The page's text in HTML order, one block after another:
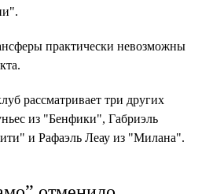
практически невозможны
рассматривает три других
из "Бенфики", Габриэль
и Рафаэль Леау из "Милана".